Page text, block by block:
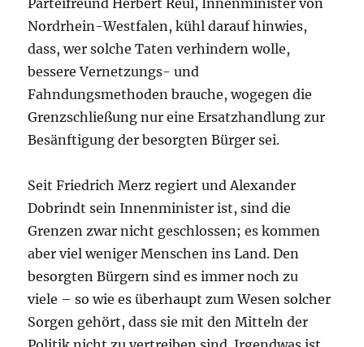
Parteifreund Herbert Reul, Innenminister von
Nordrhein-Westfalen, kühl darauf hinwies,
dass, wer solche Taten verhindern wolle,
bessere Vernetzungs- und
Fahndungsmethoden brauche, wogegen die
Grenzschließung nur eine Ersatzhandlung zur
Besänftigung der besorgten Bürger sei.
Seit Friedrich Merz regiert und Alexander
Dobrindt sein Innenminister ist, sind die
Grenzen zwar nicht geschlossen; es kommen
aber viel weniger Menschen ins Land. Den
besorgten Bürgern sind es immer noch zu
viele – so wie es überhaupt zum Wesen solcher
Sorgen gehört, dass sie mit den Mitteln der